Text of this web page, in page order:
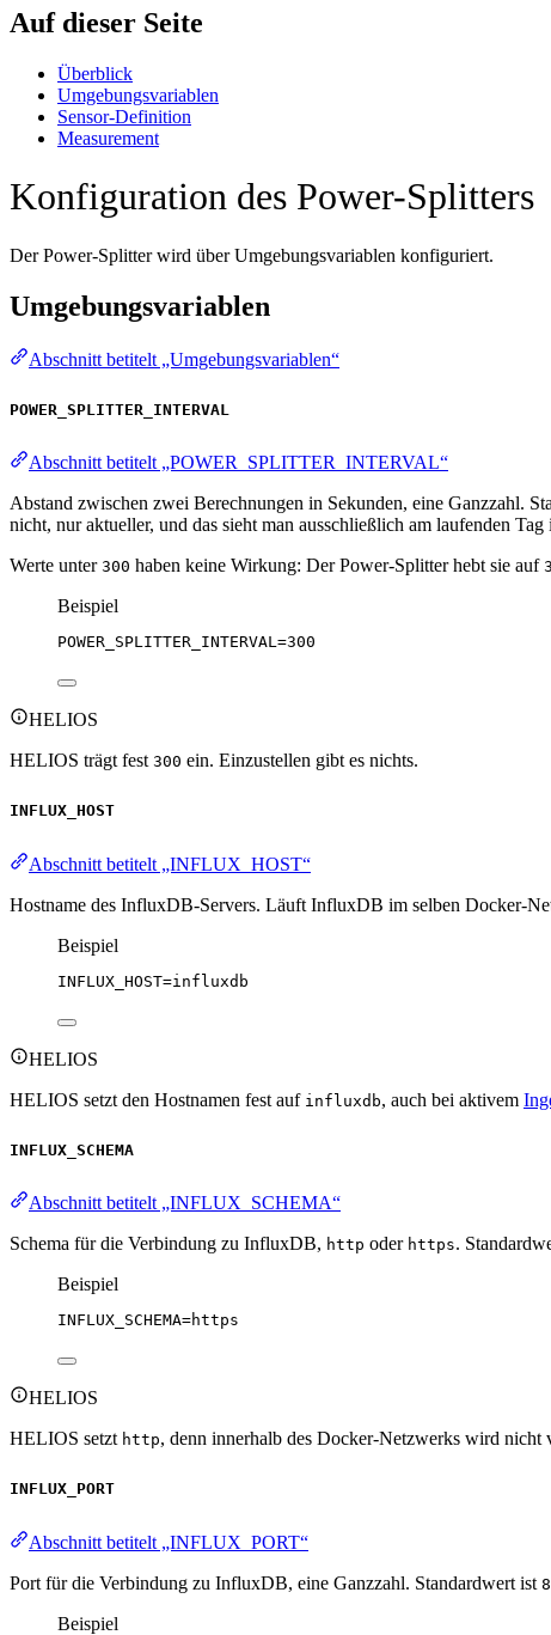
Auf dieser Seite
Überblick
Umgebungsvariablen
Sensor-Definition
Measurement
Konfiguration des Power-Splitters
Der Power-Splitter wird über Umgebungsvariablen konfiguriert.
Umgebungsvariablen
Abschnitt betitelt „Umgebungsvariablen“
POWER_SPLITTER_INTERVAL
Abschnitt betitelt „POWER_SPLITTER_INTERVAL“
Abstand zwischen zwei Berechnungen in Sekunden, eine Ganzzahl.
nicht, nur aktueller, und das sieht man ausschließlich am laufenden Tag
Werte unter 300 haben keine Wirkung: Der Power-Splitter hebt sie auf
Beispiel
POWER_SPLITTER_INTERVAL=300
HELIOS
HELIOS trägt fest 300 ein. Einzustellen gibt es nichts.
INFLUX_HOST
Abschnitt betitelt „INFLUX_HOST“
Hostname des InfluxDB-Servers. Läuft InfluxDB im selben Docker-
Beispiel
INFLUX_HOST=influxdb
HELIOS
HELIOS setzt den Hostnamen fest auf influxdb, auch bei aktivem
INFLUX_SCHEMA
Abschnitt betitelt „INFLUX_SCHEMA“
Schema für die Verbindung zu InfluxDB, http oder https.
Beispiel
INFLUX_SCHEMA=https
HELIOS
HELIOS setzt http, denn innerhalb des Docker-Netzwerks wird nicht
INFLUX_PORT
Abschnitt betitelt „INFLUX_PORT“
Port für die Verbindung zu InfluxDB, eine Ganzzahl. Standardwert ist
Beispiel